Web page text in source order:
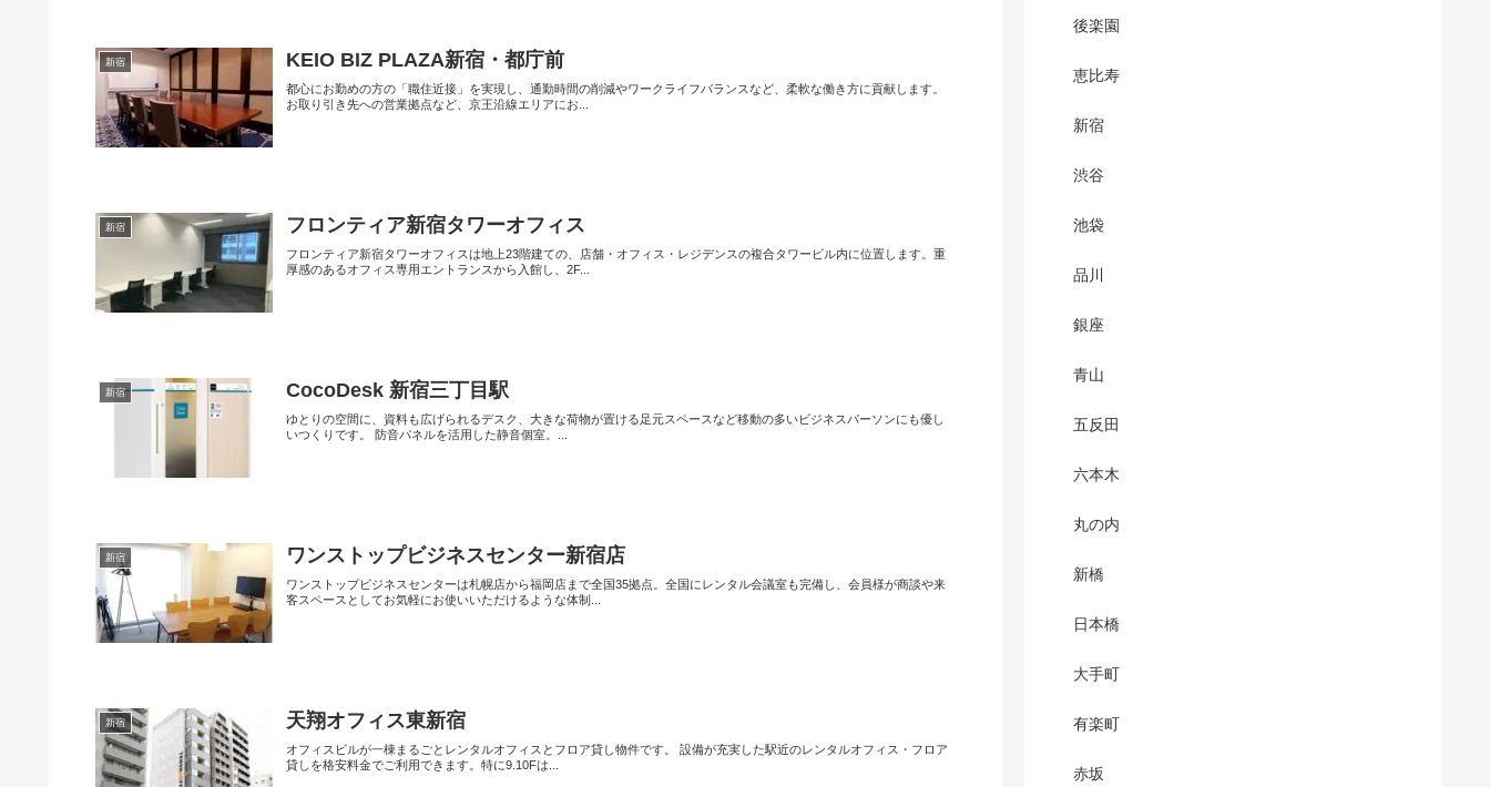
新宿 KEIO BIZ PLAZA新宿・都庁前
都心にお勤めの方の「職住近接」を実現し、通勤時間の削減やワークライフバランスなど、柔軟な働き方に貢献します。
お取り引き先への営業拠点など、京王沿線エリアにお...
新宿 フロンティア新宿タワーオフィス
フロンティア新宿タワーオフィスは地上23階建ての、店舗・オフィス・レジデンスの複合タワービル内に位置します。重
厚感のあるオフィス専用エントランスから入館し、2F...
新宿 CocoDesk 新宿三丁目駅
ゆとりの空間に、資料も広げられるデスク、大きな荷物が置ける足元スペースなど移動の多いビジネスパーソンにも優し
いつくりです。 防音パネルを活用した静音個室。...
新宿 ワンストップビジネスセンター新宿店
ワンストップビジネスセンターは札幌店から福岡店まで全国35拠点。全国にレンタル会議室も完備し、会員様が商談や来
客スペースとしてお気軽にお使いいただけるような体制...
新宿 天翔オフィス東新宿
オフィスビルが一棟まるごとレンタルオフィスとフロア貸し物件です。 設備が充実した駅近のレンタルオフィス・フロア
貸しを格安料金でご利用できます。特に9.10Fは...
後楽園
恵比寿
新宿
渋谷
池袋
品川
銀座
青山
五反田
六本木
丸の内
新橋
日本橋
大手町
有楽町
赤坂